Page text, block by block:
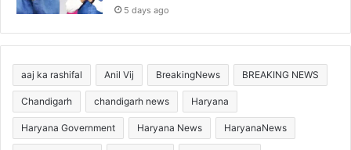
5 days ago
aaj ka rashifal Anil Vij BreakingNews BREAKING NEWS
Chandigarh chandigarh news Haryana
Haryana Government Haryana News HaryanaNews